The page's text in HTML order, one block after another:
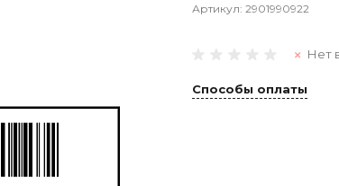
Артикул: 2901990922
Нет
Способы оплаты